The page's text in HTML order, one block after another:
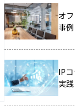
オ
事
IP
実